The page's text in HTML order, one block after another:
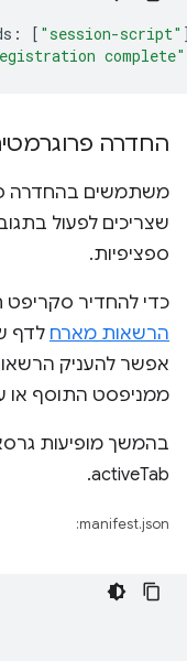
: [ "session-script"
complete"
החדרה
משתמשים בהחדרה
שצריכים לפעול
ספציפיות.
כדי להחדיר סקריפט
הרשאות מארח לדף
אפשר להעניק
ממניפסט התוסף או
בהמשך מופיעות
activeTab.
manifest.json: